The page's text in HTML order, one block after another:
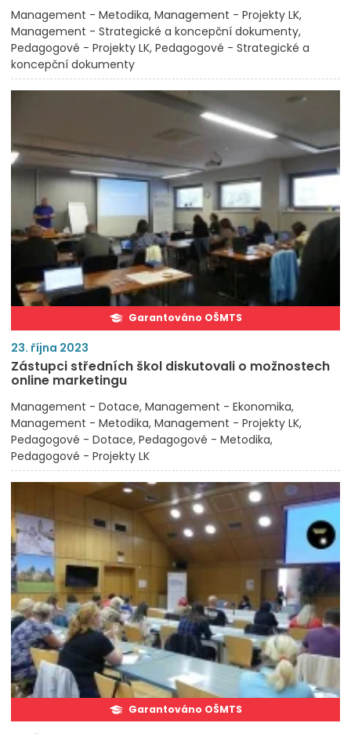
Management - Metodika Management - Projekty LK
Management - Strategické a koncepční dokumenty
Pedagogové - Projekty LK Pedagogové - Strategické a
koncepční dokumenty
Garantováno OŠMTS
23. října 2023
Zástupci středních škol diskutovali o možnostech
online marketingu
Management - Dotace Management - Ekonomika
Management - Metodika Management - Projekty LK
Pedagogové - Dotace Pedagogové - Metodika
Pedagogové - Projekty LK
Garantováno OŠMTS